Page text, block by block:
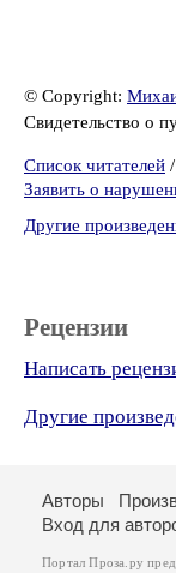
© Copyright:
Свидетельство о
Список читателей /
Заявить о
Другие
Рецензии
Написать
Другие
Авторы
Вход для
Портал Проза.ру